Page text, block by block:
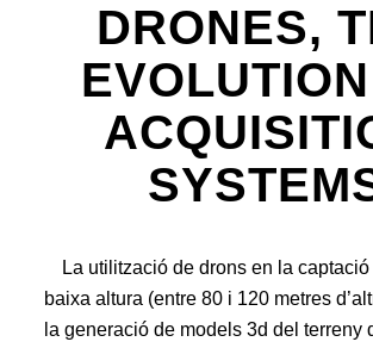
DRONES,
La utilització de drons en la captació
baixa altura (entre 80 i 120 metres
la generació de models 3d del terreny